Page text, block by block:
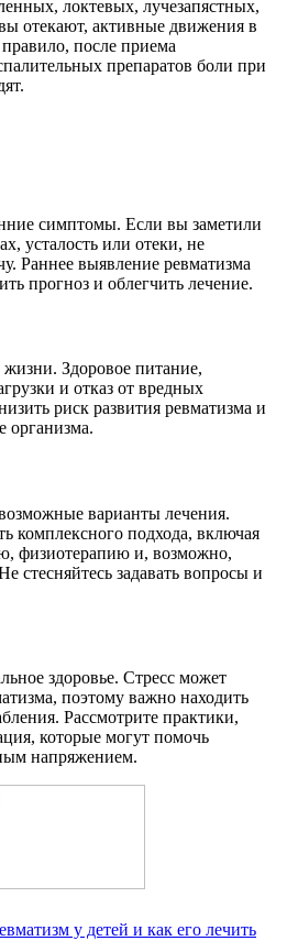
локтевых, лучезапястных,
отекают, активные движения в
после приема
препаратов боли при
симптомы. Если вы заметили
усталость или отеки, не
Раннее выявление ревматизма
прогноз и облегчить лечение.
Здоровое питание,
и отказ от вредных
риск развития ревматизма и
организма.
варианты лечения.
комплексного подхода, включая
физиотерапию и, возможно,
стесняйтесь задавать вопросы и
здоровье. Стресс может
поэтому важно находить
Рассмотрите практики,
которые могут помочь
напряжением.
у детей и как его лечить